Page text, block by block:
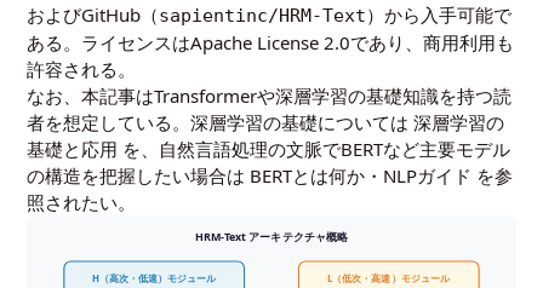
およびGitHub（sapientinc/HRM-Text）から入手可能で
ある。ライセンスはApache License 2.0であり、商用利用も
許容される。
なお、本記事はTransformerや深層学習の基礎知識を持つ読
者を想定している。深層学習の基礎については深層学習の
基礎と応用 を、自然言語処理の文脈でBERTなど主要モデル
の構造を把握したい場合は BERTとは何か・NLPガイド を参
照されたい。
HRM-Text アーキテクチャ概略
H（高次・低速）モジュール L（低次・高速）モジュール